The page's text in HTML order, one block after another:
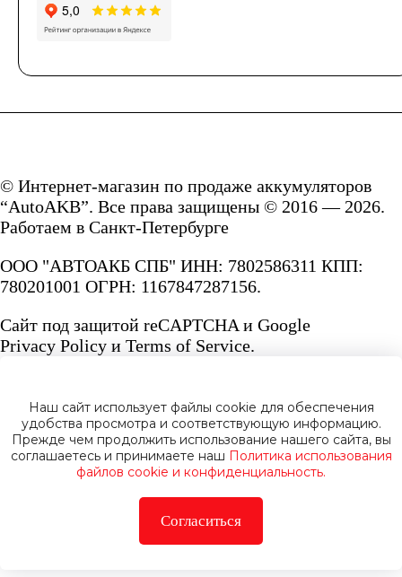
© Интернет-магазин по продаже аккумуляторов
“AutoAKB”. Все права защищены © 2016 — 2026.
Работаем в Санкт-Петербурге
ООО "АВТОАКБ СПБ" ИНН: 7802586311 КПП:
780201001 ОГРН: 1167847287156.
Сайт под защитой reCAPTCHA и Google
Privacy Policy и Terms of Service.
Политика конфиденциальности
Наш сайт использует файлы cookie для обеспечения
удобства просмотра и соответствующую информацию.
Прежде чем продолжить использование нашего сайта, вы
соглашаетесь и принимаете наш Политика использования
файлов cookie и конфиденциальность.
Согласиться